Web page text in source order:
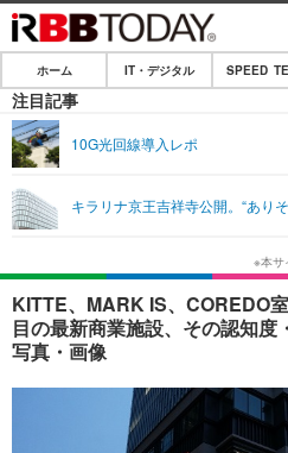
ホーム
IT・デジタル
ショッピング
エンタメ
エンタメTOP
韓流・K-POP
グラビア
ライフ
ライフTOP
その他
リリース一覧
プッシュ通知の停止方法
ホーム IT・デジタル SPEED
注目記事
10G光回線導入レポ
キラリナ京王吉祥寺公開。“あり
KITTE、MARK IS、
目の最新商業施設、その認知
写真・画像